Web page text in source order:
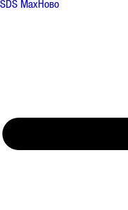
SDS MaxНово